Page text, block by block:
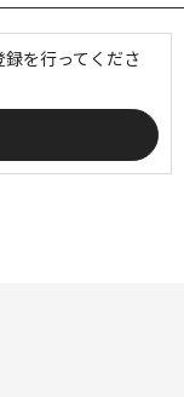
を行ってくださ